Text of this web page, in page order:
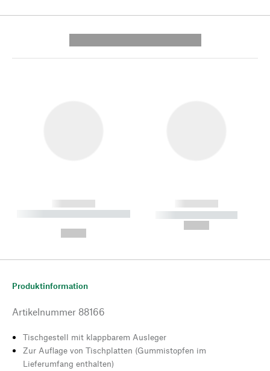
------------
----------- ----------- --------
------------
----------- -----------
Produktinformation
Artikelnummer 88166
Tischgestell mit klappbarem Ausleger
Zur Auflage von Tischplatten (Gummistopfen im
Lieferumfang enthalten)